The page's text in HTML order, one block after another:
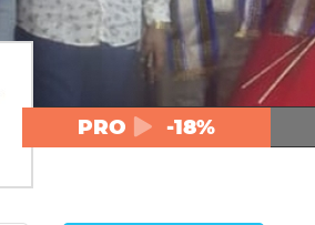
PRO -18%